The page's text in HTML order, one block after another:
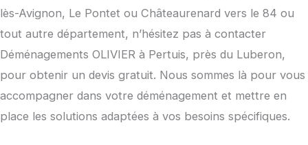
lès-Avignon, Le Pontet ou Châteaurenard vers le 84 ou
tout autre département, n’hésitez pas à contacter
Déménagements OLIVIER à Pertuis, près du Luberon,
pour obtenir un devis gratuit. Nous sommes là pour vous
accompagner dans votre déménagement et mettre en
place les solutions adaptées à vos besoins spécifiques.